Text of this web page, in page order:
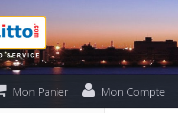
Mon Panier Mon Compte